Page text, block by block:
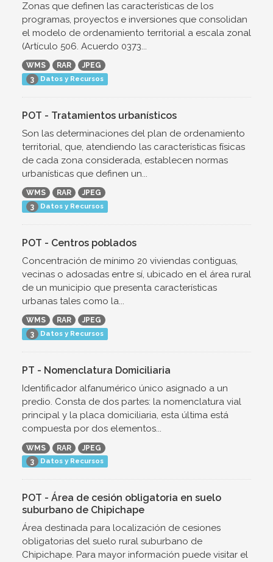
Zonas que definen las características de los
programas, proyectos e inversiones que consolidan
el modelo de ordenamiento territorial a escala zonal
(Artículo 506. Acuerdo 0373...
WMS RAR
JPEG
3 Datos y Recursos
POT - Tratamientos urbanísticos
Son las determinaciones del plan de ordenamiento
territorial, que, atendiendo las características físicas
de cada zona considerada, establecen normas
urbanísticas que definen un...
WMS RAR
JPEG
3 Datos y Recursos
POT - Centros poblados
Concentración de mínimo 20 viviendas contiguas,
vecinas o adosadas entre sí, ubicado en el área rural
de un municipio que presenta características
urbanas tales como la...
WMS RAR
JPEG
3 Datos y Recursos
PT - Nomenclatura Domiciliaria
Identificador alfanumérico único asignado a un
predio. Consta de dos partes: la nomenclatura vial
principal y la placa domiciliaria, esta última está
compuesta por dos elementos...
WMS RAR
JPEG
3 Datos y Recursos
POT - Área de cesión obligatoria en suelo
suburbano de Chipichape
Área destinada para localización de cesiones
obligatorias del suelo rural suburbano de
Chipichape. Para mayor información puede visitar el